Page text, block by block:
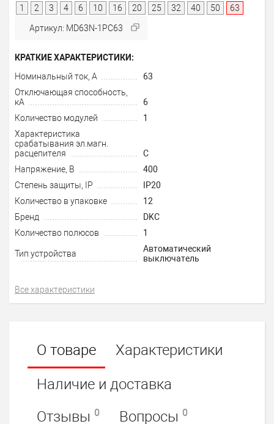
1
2 3 4 6 10 16 20 25 32 40 50 63
Артикул: MD63N-1PC63
КРАТКИЕ ХАРАКТЕРИСТИКИ:
Номинальный ток, А
63
Отключающая способность,
кА
6
Количество модулей
1
Характеристика
срабатывания эл.магн.
расцепителя
C
Напряжение, В
400
Степень защиты, IP
IP20
Количество в упаковке
12
Бренд
DKC
Количество полюсов
1
Тип устройства
Автоматический
выключатель
Все характеристики
О товаре
Характеристики
Наличие и доставка
Отзывы 0 Вопросы 0